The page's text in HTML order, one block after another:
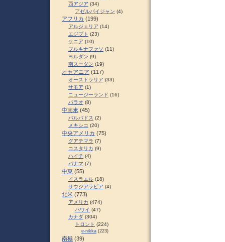
西アジア (34)
アゼルバイジャン (4)
アフリカ (199)
アルジェリア (14)
エジプト (23)
ケニア (10)
ブルキナファソ (11)
ヨルダン (9)
南スーダン (19)
オセアニア (117)
オーストラリア (33)
サモア (1)
ニュージーランド (16)
パラオ (8)
中南米 (45)
バルバドス (2)
メキシコ (20)
中央アメリカ (75)
グアテマラ (7)
コスタリカ (9)
ハイチ (4)
パナマ (7)
中東 (55)
イスラエル (18)
サウジアラビア (4)
北米 (773)
アメリカ (474)
ハワイ (47)
カナダ (304)
トロント (224)
e-nikka (223)
南極 (39)